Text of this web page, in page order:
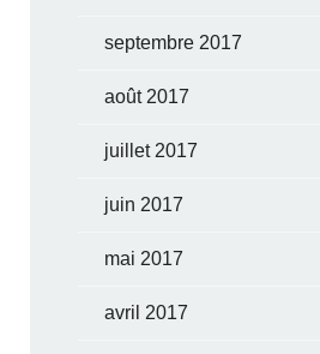
septembre 2017
août 2017
juillet 2017
juin 2017
mai 2017
avril 2017